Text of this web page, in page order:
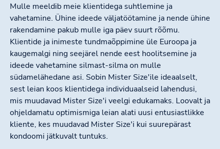
Mulle meeldib meie klientidega suhtlemine ja
vahetamine. Ühine ideede väljatöötamine ja nende ühine
rakendamine pakub mulle iga päev suurt rõõmu.
Klientide ja inimeste tundmaõppimine üle Euroopa ja
kaugemalgi ning seejärel nende eest hoolitsemine ja
ideede vahetamine silmast-silma on mulle
südamelähedane asi. Sobin Mister Size'ile ideaalselt,
sest leian koos klientidega individuaalseid lahendusi,
mis muudavad Mister Size'i veelgi edukamaks. Loovalt ja
ohjeldamatu optimismiga leian alati uusi entusiastlikke
kliente, kes muudavad Mister Size'i kui suurepärast
kondoomi jätkuvalt tuntuks.